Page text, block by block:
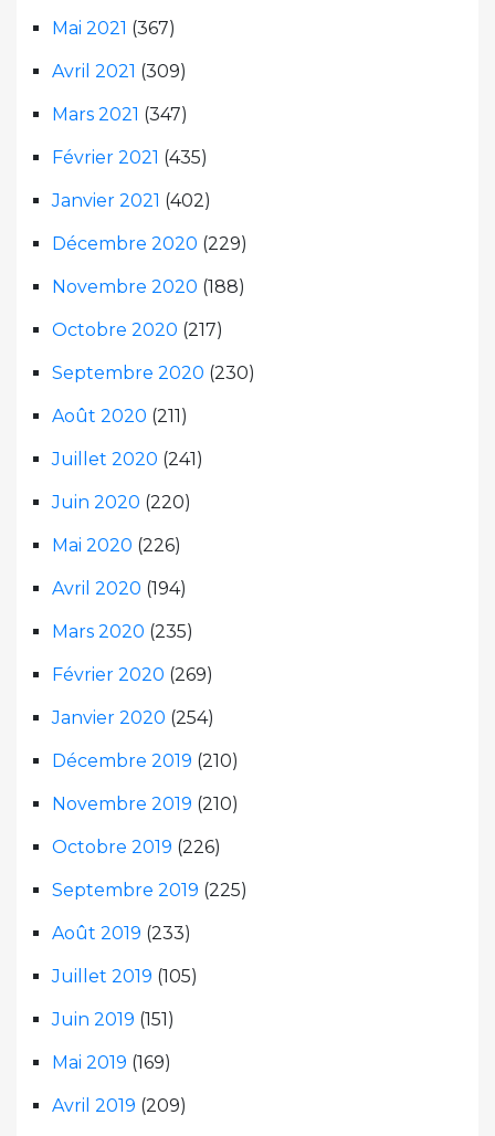
Mai 2021 (367)
Avril 2021 (309)
Mars 2021 (347)
Février 2021 (435)
Janvier 2021 (402)
Décembre 2020 (229)
Novembre 2020 (188)
Octobre 2020 (217)
Septembre 2020 (230)
Août 2020 (211)
Juillet 2020 (241)
Juin 2020 (220)
Mai 2020 (226)
Avril 2020 (194)
Mars 2020 (235)
Février 2020 (269)
Janvier 2020 (254)
Décembre 2019 (210)
Novembre 2019 (210)
Octobre 2019 (226)
Septembre 2019 (225)
Août 2019 (233)
Juillet 2019 (105)
Juin 2019 (151)
Mai 2019 (169)
Avril 2019 (209)